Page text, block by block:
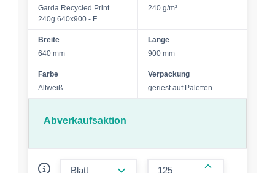
Garda Recycled Print
240g 640x900 - F
240 g/m²
Breite
640 mm
Länge
900 mm
Farbe
Altweiß
Verpackung
geriest auf Paletten
Abverkaufsaktion